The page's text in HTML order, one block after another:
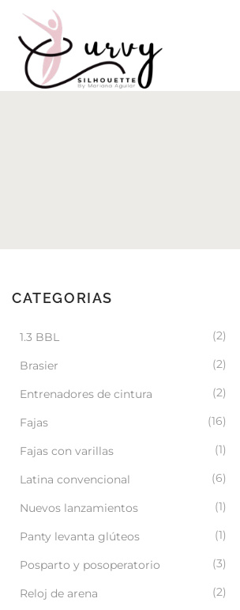
CATEGORIAS
1.3 BBL (2)
Brasier (2)
Entrenadores de cintura (2)
Fajas (16)
Fajas con varillas (1)
Latina convencional (6)
Nuevos lanzamientos (1)
Panty levanta glúteos (1)
Posparto y posoperatorio (3)
Reloj de arena (2)